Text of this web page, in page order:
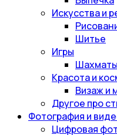
Искусства и
Шитье
Игры
Шахматы
Красота и
Визаж и
Другое про
Фотография и
Цифровая